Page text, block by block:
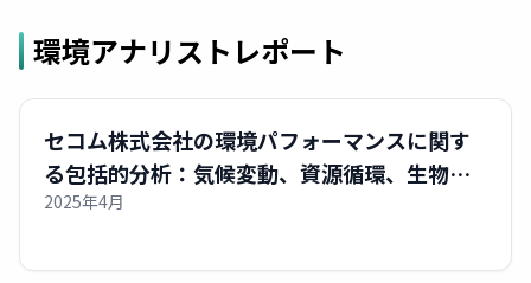
環境アナリストレポート
セコム株式会社の環境パフォーマンスに関す
る包括的分析：気候変動、資源循環、生物多
様性への取り組みと競合比較
2025年4月